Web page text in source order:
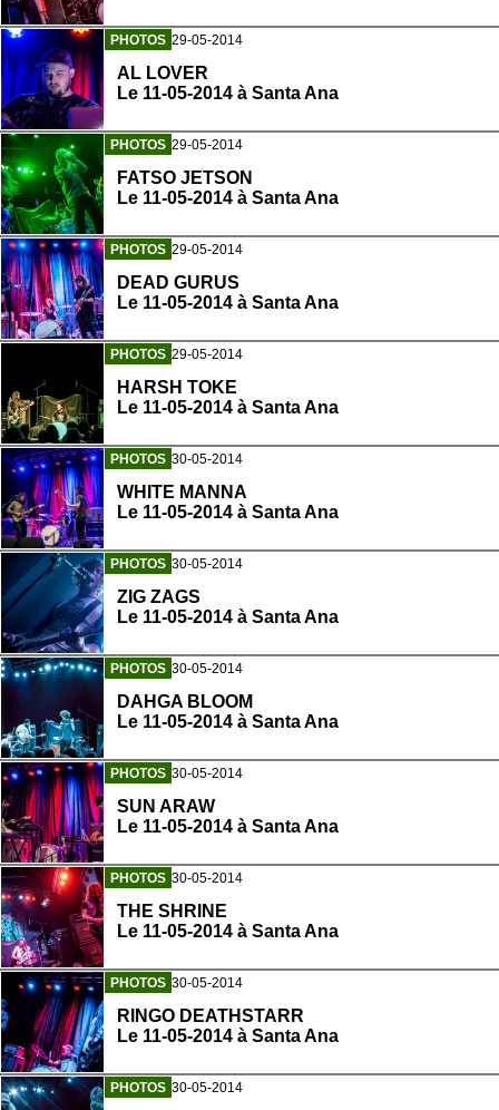
PHOTOS 29-05-2014
AL LOVER
Le 11-05-2014 à Santa Ana
PHOTOS 29-05-2014
FATSO JETSON
Le 11-05-2014 à Santa Ana
PHOTOS 29-05-2014
DEAD GURUS
Le 11-05-2014 à Santa Ana
PHOTOS 29-05-2014
HARSH TOKE
Le 11-05-2014 à Santa Ana
PHOTOS 30-05-2014
WHITE MANNA
Le 11-05-2014 à Santa Ana
PHOTOS 30-05-2014
ZIG ZAGS
Le 11-05-2014 à Santa Ana
PHOTOS 30-05-2014
DAHGA BLOOM
Le 11-05-2014 à Santa Ana
PHOTOS 30-05-2014
SUN ARAW
Le 11-05-2014 à Santa Ana
PHOTOS 30-05-2014
THE SHRINE
Le 11-05-2014 à Santa Ana
PHOTOS 30-05-2014
RINGO DEATHSTARR
Le 11-05-2014 à Santa Ana
PHOTOS 30-05-2014